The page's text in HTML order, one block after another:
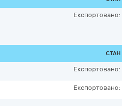
Експортовано:
СТАН
Експортовано:
Експортовано: